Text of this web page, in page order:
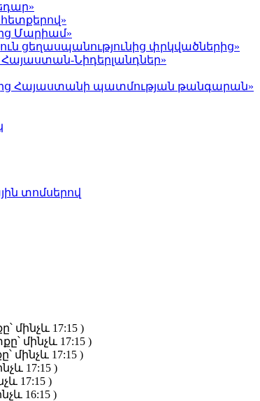
Մարիամ»
ցեղասպանությունից փրկվածներից»
Նիդերլանդներ»
Հայաստանի պատմության թանգարան»
տոմսերով
մինչև 17:15 )
մինչև 17:15 )
մինչև 17:15 )
17:15 )
17:15 )
16:15 )